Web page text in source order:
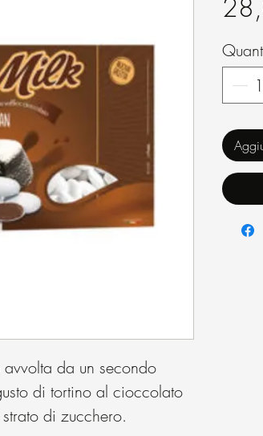
da un secondo
di tortino al cioccolato
di zucchero.